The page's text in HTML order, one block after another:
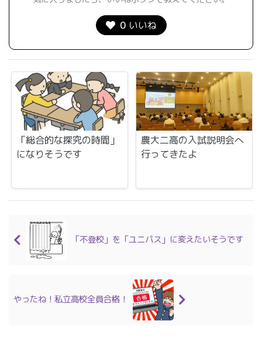
0 いいね
「総合的な探究の時間」
になりそうです
農大二高の入試説明会へ
行ってきたよ
「不登校」を「ユニパス」に変えたいそうです
やったね！私立高校全員合格！